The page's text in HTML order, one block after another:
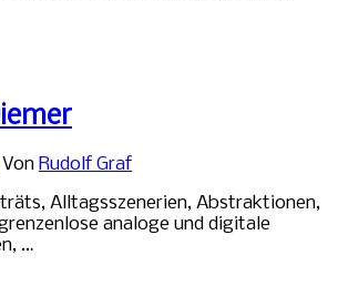
Von Rudolf Graf
Alltagsszenerien, Abstraktionen,
analoge und digitale
…